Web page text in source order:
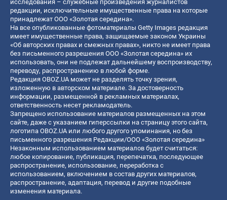
исследования – служебные произведения журналистов
редакции, исключительные имущественные права на которые
принадлежат ООО «Золотая середина».
На все опубликованные фотоматериалы Getty Images редакция
имеет имущественные права, защищаемые законом Украины
«Об авторских правах и смежных правах», никто не имеет права
без письменного разрешения ООО «Золотая середина» их
использовать, они не подлежат дальнейшему воспроизводству,
переводу, распространению в любой форме.
Редакция OBOZ.UA может не разделять точку зрения,
изложенную в авторском материале. За достоверность
информации, размещенной в рекламных материалах,
ответственность несет рекламодатель.
Запрещено использование материалов размещенных на этом
сайте, даже с указанием гиперссылки на страницу этого сайта,
логотипа OBOZ.UA или любого другого упоминания, но без
письменного разрешения Редакции/ООО «Золотая середина»
Незаконным использованием материалов будет считаться:
любое копирование, публикация, перепечатка, последующее
распространение, использование, переработка с
использованием, включением в состав других материалов,
распространение, адаптация, перевод и другие подобные
изменения материала.